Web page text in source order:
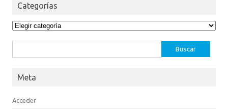
Categorías
Categorías
Meta
Acceder